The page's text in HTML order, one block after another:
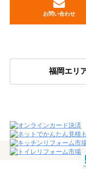
お問い合わせ
福岡エリ